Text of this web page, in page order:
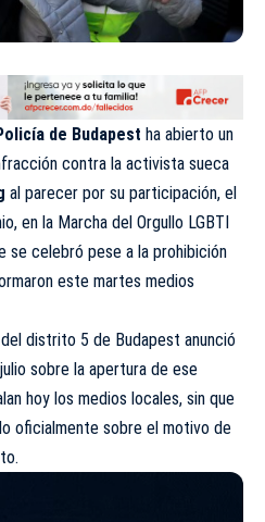
de Budapest ha abierto un
contra la activista sueca
al parecer por su participación, el
en la Marcha del Orgullo LGBTI
se celebró pese a la prohibición
este martes medios
distrito 5 de Budapest anunció
sobre la apertura de ese
hoy los medios locales, sin que
oficialmente sobre el motivo de